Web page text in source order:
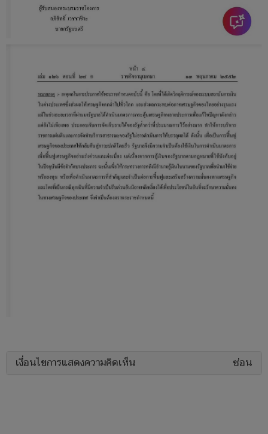
เงื่อนไขการแสดงความคิดเห็น ซ่อน